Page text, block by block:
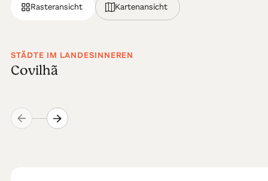
Rasteransicht Kartenansicht
STÄDTE IM LANDESINNEREN
Covilhã